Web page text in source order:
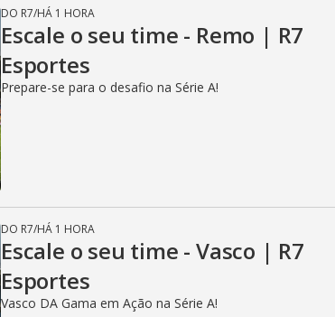
DO R7/HÁ 1 HORA
Escale o seu time - Remo | R7
Esportes
Prepare-se para o desafio na Série A!
DO R7/HÁ 1 HORA
Escale o seu time - Vasco | R7
Esportes
Vasco DA Gama em Ação na Série A!